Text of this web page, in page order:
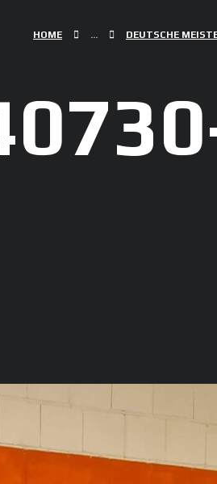
HOME ... DEUTSCHE